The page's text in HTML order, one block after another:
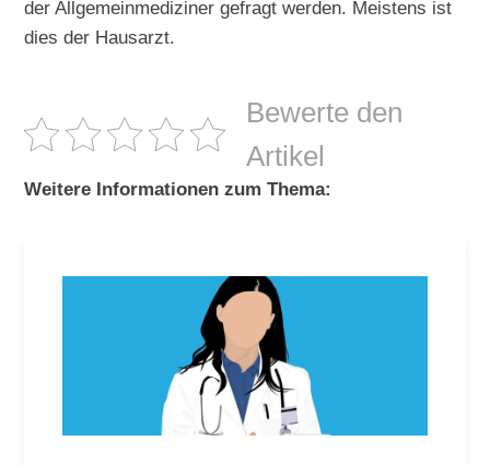
der Allgemeinmediziner gefragt werden. Meistens ist
dies der Hausarzt.
Bewerte den
Artikel
Weitere Informationen zum Thema: